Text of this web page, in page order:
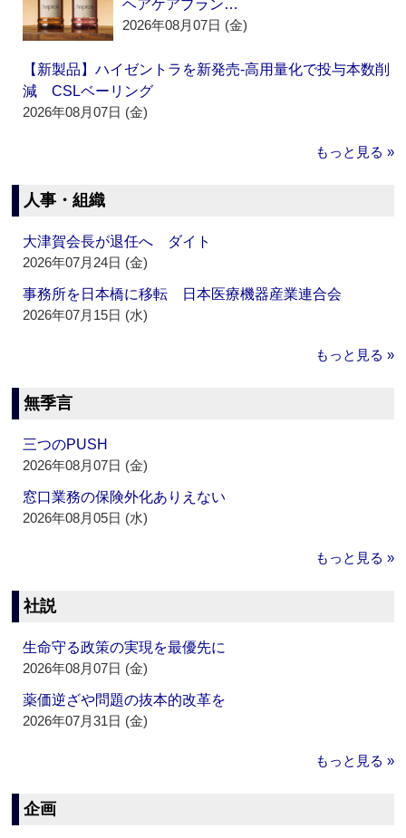
ヘアケアブラン…
2026年08月07日 (金)
【新製品】ハイゼントラを新発売‐高用量化で投与本数削
減 CSLベーリング
2026年08月07日 (金)
もっと見る »
人事・組織
大津賀会長が退任へ ダイト
2026年07月24日 (金)
事務所を日本橋に移転 日本医療機器産業連合会
2026年07月15日 (水)
もっと見る »
無季言
三つのPUSH
2026年08月07日 (金)
窓口業務の保険外化ありえない
2026年08月05日 (水)
もっと見る »
社説
生命守る政策の実現を最優先に
2026年08月07日 (金)
薬価逆ざや問題の抜本的改革を
2026年07月31日 (金)
もっと見る »
企画